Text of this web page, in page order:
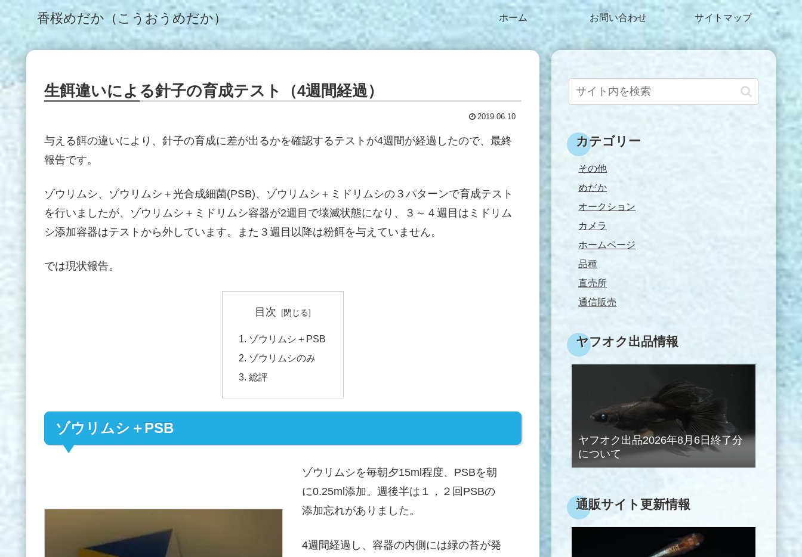
香桜めだか（こうおうめだか） ホーム お問い合わせ サイトマップ
生餌違いによる針子の育成テスト（4週間経過）
2019.06.10
与える餌の違いにより、針子の育成に差が出るかを確認するテストが4週間が経過したので、最終
報告です。
ゾウリムシ、ゾウリムシ＋光合成細菌(PSB)、ゾウリムシ＋ミドリムシの３パターンで育成テスト
を行いましたが、ゾウリムシ＋ミドリムシ容器が2週目で壊滅状態になり、３～４週目はミドリム
シ添加容器はテストから外しています。また３週目以降は粉餌を与えていません。
では現状報告。
目次
ゾウリムシ＋PSB
ゾウリムシのみ
総評
ゾウリムシ＋PSB
ゾウリムシを毎朝夕15ml程度、PSBを朝
に0.25ml添加。週後半は１，２回PSBの
添加忘れがありました。
4週間経過し、容器の内側には緑の苔が発
カテゴリー
その他
めだか
オークション
カメラ
ホームページ
品種
直売所
通信販売
ヤフオク出品情報
ヤフオク出品2026年8月6日終了分
について
通販サイト更新情報